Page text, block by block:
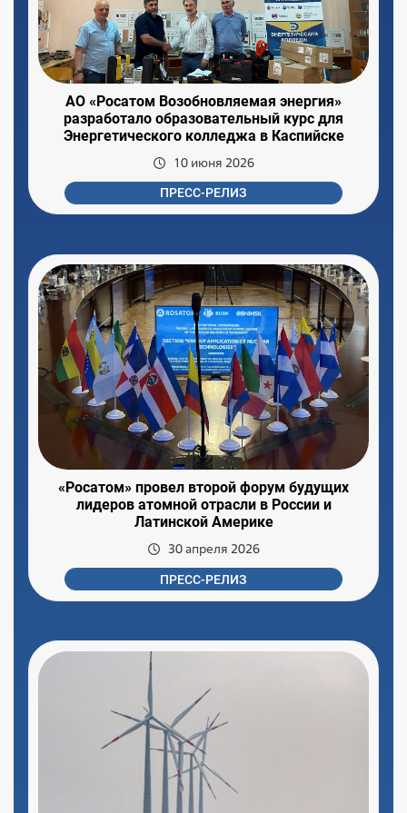
АО «Росатом Возобновляемая энергия»
разработало образовательный курс для
Энергетического колледжа в Каспийске
10 июня 2026
ПРЕСС-РЕЛИЗ
«Росатом» провел второй форум будущих
лидеров атомной отрасли в России и
Латинской Америке
30 апреля 2026
ПРЕСС-РЕЛИЗ